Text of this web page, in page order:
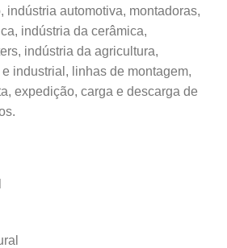
indústria automotiva, montadoras,
indústria da cerâmica,
indústria da agricultura,
industrial, linhas de montagem,
expedição, carga e descarga de